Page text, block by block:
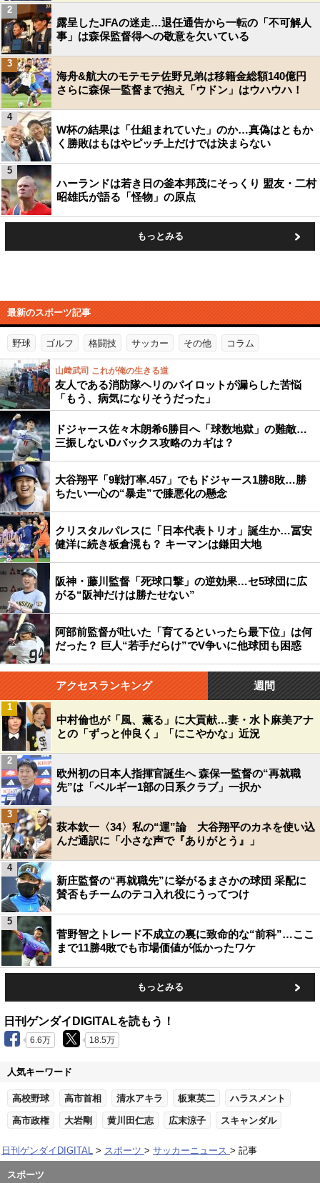
露呈したJFAの迷走…退任通告から一転の「不可解人
事」は森保監督得への敬意を欠いている
2
海舟&航大のモテモテ佐野兄弟は移籍金総額140億円
さらに森保一監督まで抱え「ウドン」はウハウハ！
3
W杯の結果は「仕組まれていた」のか…真偽はともか
く勝敗はもはやピッチ上だけでは決まらない
4
ハーランドは若き日の釜本邦茂にそっくり 盟友・二村
昭雄氏が語る「怪物」の原点
5
もっとみる
最新のスポーツ記事
野球 ゴルフ 格闘技 サッカー その他 コラム
山﨑武司 これが俺の生きる道
友人である消防隊ヘリのパイロットが漏らした苦悩
「もう、病気になりそうだった」
ドジャース佐々木朗希6勝目へ「球数地獄」の難敵…
三振しないDバックス攻略のカギは？
大谷翔平「9戦打率.457」でもドジャース1勝8敗…勝
ちたい一心の“暴走”で膝悪化の懸念
クリスタルパレスに「日本代表トリオ」誕生か…冨安
健洋に続き板倉滉も？ キーマンは鎌田大地
阪神・藤川監督「死球口撃」の逆効果…セ5球団に広
がる“阪神だけは勝たせない”
阿部前監督が吐いた「育てるといったら最下位」は何
だった？ 巨人“若手だらけ”でV争いに他球団も困惑
アクセスランキング 週間
中村倫也が「風、薫る」に大貢献…妻・水卜麻美アナ
との「ずっと仲良く」「にこやかな」近況
1
欧州初の日本人指揮官誕生へ 森保一監督の“再就職
先”は「ベルギー1部の日系クラブ」一択か
2
萩本欽一〈34〉私の“運”論 大谷翔平のカネを使い込
んだ通訳に「小さな声で『ありがとう』」
3
新庄監督の“再就職先”に挙がるまさかの球団 采配に
賛否もチームのテコ入れ役にうってつけ
4
菅野智之トレード不成立の裏に致命的な“前科”…ここ
まで11勝4敗でも市場価値が低かったワケ
5
もっとみる
日刊ゲンダイDIGITALを読もう！
6.6万 18.5万
人気キーワード
高校野球 高市首相 清水アキラ 板東英二 ハラスメント
高市政権 大岩剛 黄川田仁志 広末涼子 スキャンダル
日刊ゲンダイDIGITAL スポーツ サッカーニュース 記事
スポーツ